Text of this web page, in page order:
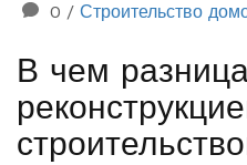
0 / Строительство
В чем